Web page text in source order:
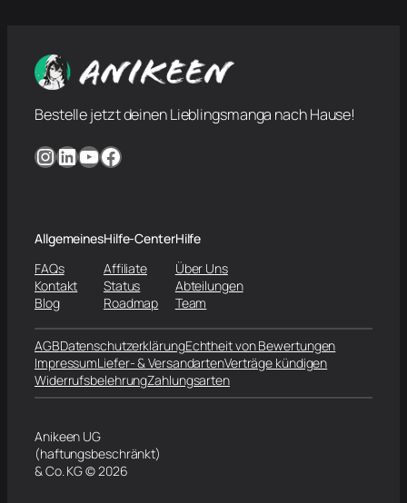
Bestelle jetzt deinen Lieblingsmanga nach Hause!
InstagramLinkedIn YouTube Facebook
Allgemeines
FAQs
Kontakt
Blog
Hilfe-Center
Affiliate
Status
Roadmap
Hilfe
Über Uns
Abteilungen
Team
AGBDatenschutzerklärungEchtheit von Bewertungen
ImpressumLiefer- & VersandartenVerträge kündigen
WiderrufsbelehrungZahlungsarten
Anikeen UG
(haftungsbeschränkt)
& Co. KG © 2026